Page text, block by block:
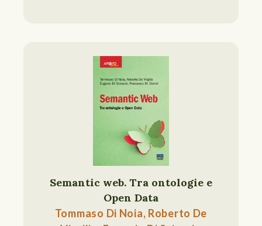
Semantic web. Tra ontologie e
Open Data
Tommaso Di Noia, Roberto De